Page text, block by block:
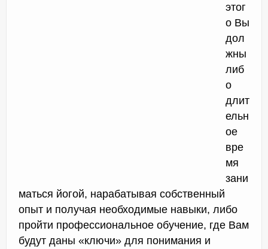
этог
о Вы
дол
жны
либ
о
длит
ельн
ое
вре
мя
зани
маться йогой, нарабатывая собственный
опыт и получая необходимые навыки, либо
пройти профессиональное обучение, где Вам
будут даны «ключи» для понимания и